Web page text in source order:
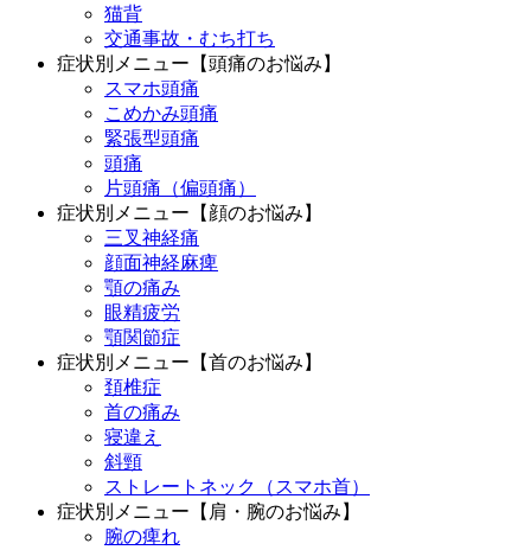
猫背
交通事故・むち打ち
症状別メニュー【頭痛のお悩み】
スマホ頭痛
こめかみ頭痛
緊張型頭痛
頭痛
片頭痛（偏頭痛）
症状別メニュー【顔のお悩み】
三叉神経痛
顔面神経麻痺
顎の痛み
眼精疲労
顎関節症
症状別メニュー【首のお悩み】
頚椎症
首の痛み
寝違え
斜頸
ストレートネック（スマホ首）
症状別メニュー【肩・腕のお悩み】
腕の痺れ